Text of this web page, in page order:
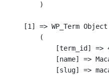
        )
    [1] => WP_Term Object
        (
[term_id] =>
[name] =>
[slug] =>